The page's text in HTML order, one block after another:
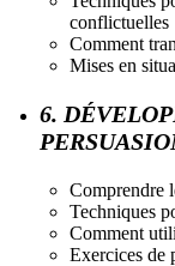
conflictuelles
Comment
Mises en
6.
Comprendre
Techniques
Comment
Exercices de